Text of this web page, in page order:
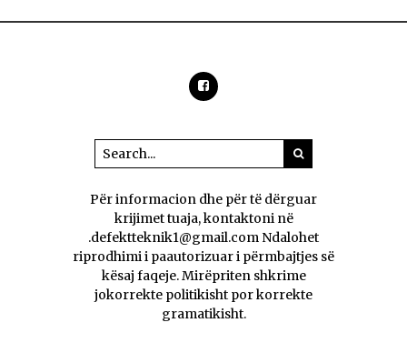
Për informacion dhe për të dërguar
krijimet tuaja, kontaktoni në
.defektteknik1@gmail.com Ndalohet
riprodhimi i paautorizuar i përmbajtjes së
kësaj faqeje. Mirëpriten shkrime
jokorrekte politikisht por korrekte
gramatikisht.